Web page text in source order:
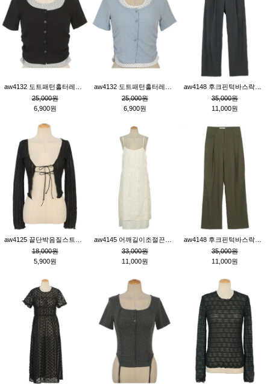
25,000원
6,900원
25,000원
6,900원
35,000원
11,000원
18,000원
5,900원
33,000원
11,000원
35,000원
11,000원